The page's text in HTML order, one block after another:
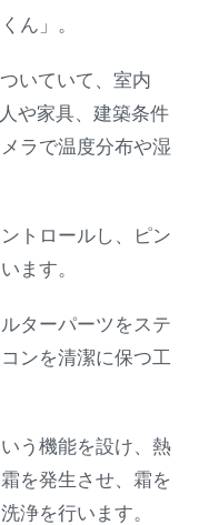
ん」。
いていて、室内
や家具、建築条件
ラで温度分布や湿
トロールし、ピン
ます。
ターパーツをステ
ンを清潔に保つ工
う機能を設け、熱
を発生させ、霜を
浄を行います。